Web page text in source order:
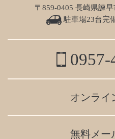
〒859-0405 長崎県諫
駐車場23台完
0957-
オンラ
無料メ